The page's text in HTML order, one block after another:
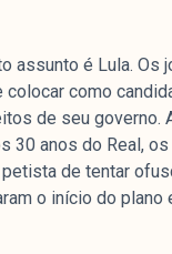
assunto é Lula. Os
como
de seu governo.
30 anos do Real,
de tentar
o início do plano